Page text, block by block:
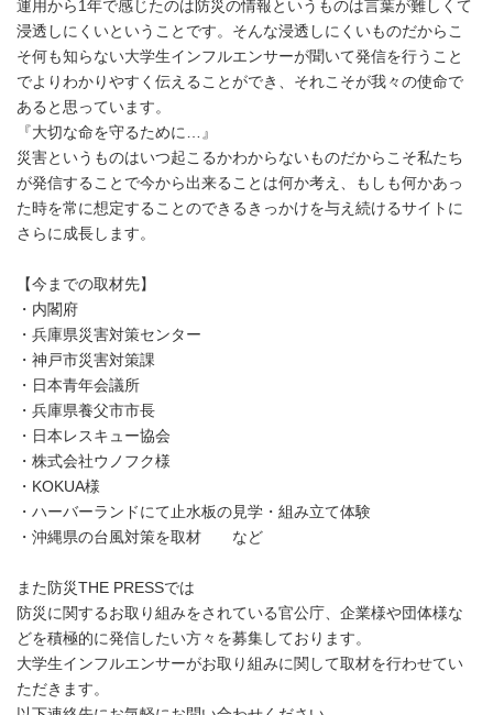
運用から1年で感じたのは防災の情報というものは言葉が難しくて
浸透しにくいということです。そんな浸透しにくいものだからこ
そ何も知らない大学生インフルエンサーが聞いて発信を行うこと
でよりわかりやすく伝えることができ、それこそが我々の使命で
あると思っています。
『大切な命を守るために…』
災害というものはいつ起こるかわからないものだからこそ私たち
が発信することで今から出来ることは何か考え、もしも何かあっ
た時を常に想定することのできるきっかけを与え続けるサイトに
さらに成長します。
【今までの取材先】
・内閣府
・兵庫県災害対策センター
・神戸市災害対策課
・日本青年会議所
・兵庫県養父市市長
・日本レスキュー協会
・株式会社ウノフク様
・KOKUA様
・ハーバーランドにて止水板の見学・組み立て体験
・沖縄県の台風対策を取材 など
また防災THE PRESSでは
防災に関するお取り組みをされている官公庁、企業様や団体様な
どを積極的に発信したい方々を募集しております。
大学生インフルエンサーがお取り組みに関して取材を行わせてい
ただきます。